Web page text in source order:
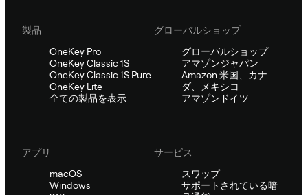
製品
OneKey Pro
OneKey Classic 1S
OneKey Classic 1S Pure
OneKey Lite
全ての製品を表示
グローバルショップ
グローバルショップ
アマゾンジャパン
Amazon 米国、カナ
ダ、メキシコ
アマゾンドイツ
アプリ
macOS
Windows
サービス
スワップ
サポートされている暗